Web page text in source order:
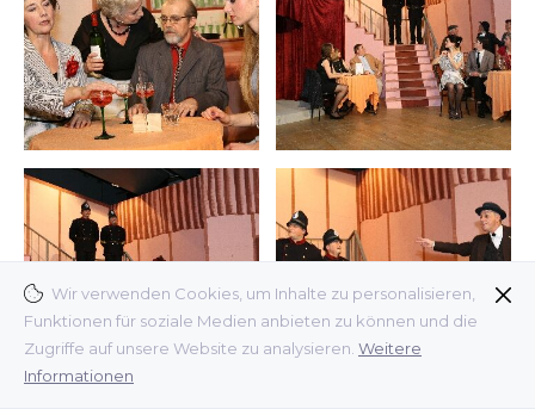
Wir verwenden Cookies, um Inhalte zu personalisieren,
Funktionen für soziale Medien anbieten zu können und die
Zugriffe auf unsere Website zu analysieren. Weitere
Informationen